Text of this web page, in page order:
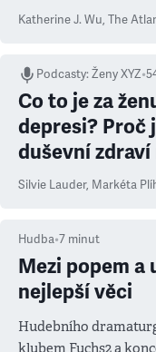
Katherine J. Wu, The
Podcasty:Ženy XYZ•
Co to je za
depresi? Proč
duševní
Silvie Lauder, Markéta
Hudba•7 minut
Mezi popem a
nejlepší věci
Hudebního
klubem Fuchs2 a